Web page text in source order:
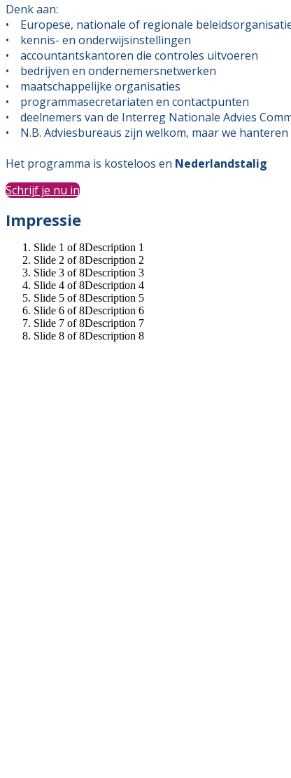
Denk aan:
• Europese, nationale of regionale
• kennis- en onderwijsinstellingen
• accountantskantoren die controles uitvoeren
• bedrijven en ondernemersnetwerken
• maatschappelijke organisaties
• programmasecretariaten en contactpunten
• deelnemers van de Interreg Nationale Advies
• N.B. Adviesbureaus zijn welkom, maar we
Het programma is kosteloos en Nederlandstalig
Schrijf je nu in
Impressie
Slide 1 of 8Description 1
Slide 2 of 8Description 2
Slide 3 of 8Description 3
Slide 4 of 8Description 4
Slide 5 of 8Description 5
Slide 6 of 8Description 6
Slide 7 of 8Description 7
Slide 8 of 8Description 8